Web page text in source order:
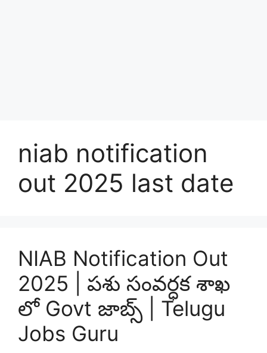
niab notification
out 2025 last date
NIAB Notification Out
2025 | పశు సంవర్ధక శాఖ
లో Govt జాబ్స్ | Telugu
Jobs Guru